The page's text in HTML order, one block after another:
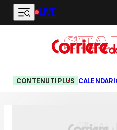
Vai al contenuto principale
LIVE
CONTENUTI PLUS